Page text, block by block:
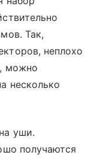
Так,
неплохо
можно
несколько
уши.
получаются